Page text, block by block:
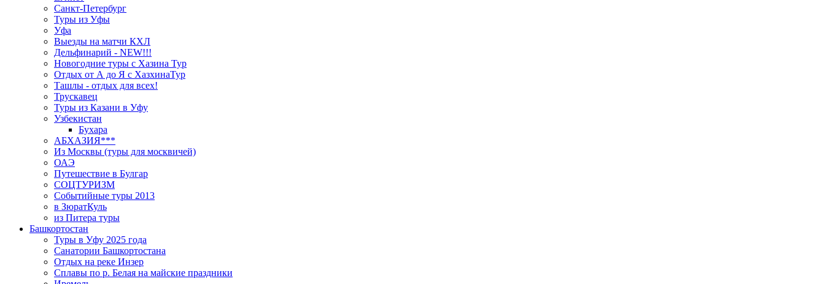
Санкт-Петербург
Туры из Уфы
Уфа
Выезды на матчи КХЛ
Дельфинарий - NEW!!!
Новогодние туры с Хазина Тур
Отдых от А до Я с ХазхинаТур
Ташлы - отдых для всех!
Трускавец
Туры из Казани в Уфу
Узбекистан
Бухара
АБХАЗИЯ***
Из Москвы (туры для москвичей)
ОАЭ
Путешествие в Булгар
СОЦТУРИЗМ
Событийные туры 2013
в ЗюратКуль
из Питера туры
Башкортостан
Туры в Уфу 2025 года
Санатории Башкортостана
Отдых на реке Инзер
Cплавы по р. Белая на майские праздники